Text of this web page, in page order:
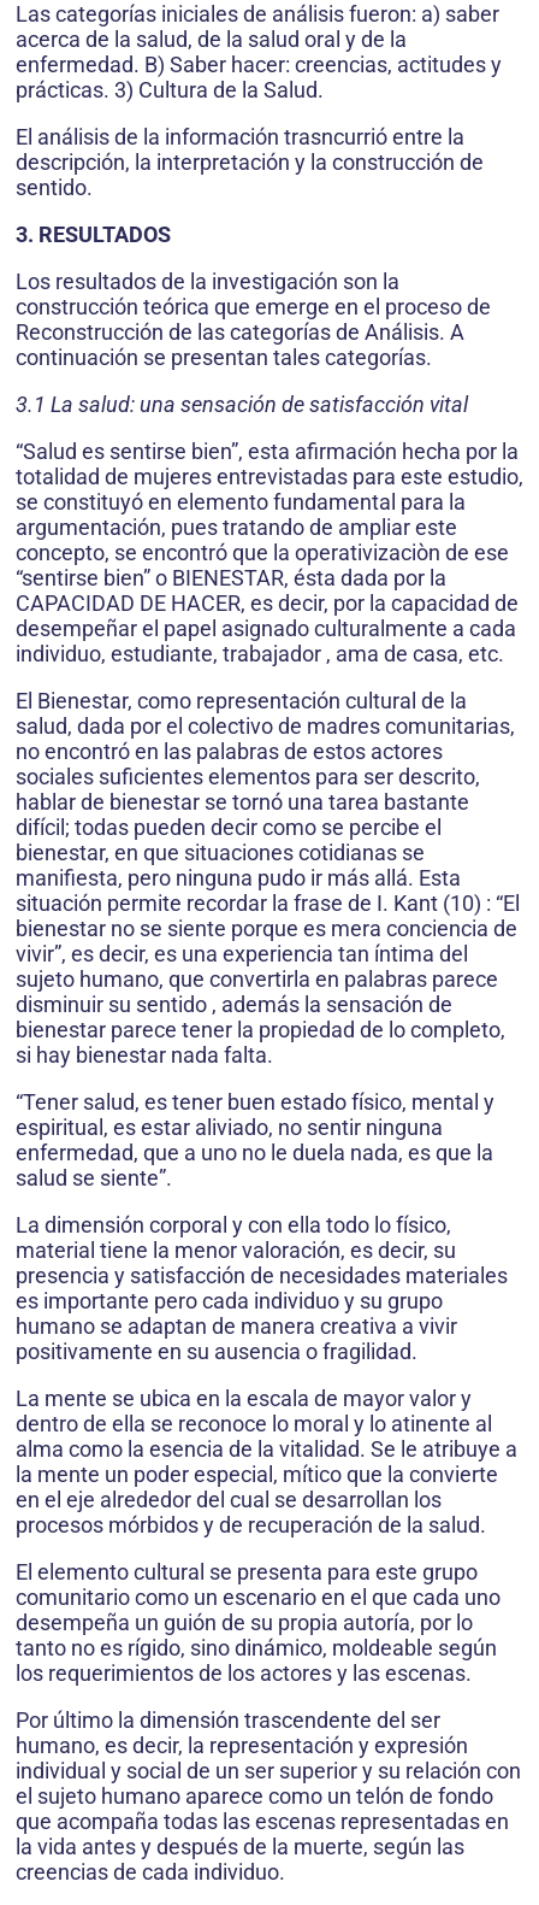
Las categorías iniciales de análisis fueron: a) saber
acerca de la salud, de la salud oral y de la
enfermedad. B) Saber hacer: creencias, actitudes y
prácticas. 3) Cultura de la Salud.
El análisis de la información trasncurrió entre la
descripción, la interpretación y la construcción de
sentido.
3. RESULTADOS
Los resultados de la investigación son la
construcción teórica que emerge en el proceso de
Reconstrucción de las categorías de Análisis. A
continuación se presentan tales categorías.
3.1 La salud: una sensación de satisfacción vital
“Salud es sentirse bien”, esta afirmación hecha por la
totalidad de mujeres entrevistadas para este estudio,
se constituyó en elemento fundamental para la
argumentación, pues tratando de ampliar este
concepto, se encontró que la operativizaciòn de ese
“sentirse bien” o BIENESTAR, ésta dada por la
CAPACIDAD DE HACER, es decir, por la capacidad de
desempeñar el papel asignado culturalmente a cada
individuo, estudiante, trabajador , ama de casa, etc.
El Bienestar, como representación cultural de la
salud, dada por el colectivo de madres comunitarias,
no encontró en las palabras de estos actores
sociales suficientes elementos para ser descrito,
hablar de bienestar se tornó una tarea bastante
difícil; todas pueden decir como se percibe el
bienestar, en que situaciones cotidianas se
manifiesta, pero ninguna pudo ir más allá. Esta
situación permite recordar la frase de I. Kant (10) : “El
bienestar no se siente porque es mera conciencia de
vivir”, es decir, es una experiencia tan íntima del
sujeto humano, que convertirla en palabras parece
disminuir su sentido , además la sensación de
bienestar parece tener la propiedad de lo completo,
si hay bienestar nada falta.
“Tener salud, es tener buen estado físico, mental y
espiritual, es estar aliviado, no sentir ninguna
enfermedad, que a uno no le duela nada, es que la
salud se siente”.
La dimensión corporal y con ella todo lo físico,
material tiene la menor valoración, es decir, su
presencia y satisfacción de necesidades materiales
es importante pero cada individuo y su grupo
humano se adaptan de manera creativa a vivir
positivamente en su ausencia o fragilidad.
La mente se ubica en la escala de mayor valor y
dentro de ella se reconoce lo moral y lo atinente al
alma como la esencia de la vitalidad. Se le atribuye a
la mente un poder especial, mítico que la convierte
en el eje alrededor del cual se desarrollan los
procesos mórbidos y de recuperación de la salud.
El elemento cultural se presenta para este grupo
comunitario como un escenario en el que cada uno
desempeña un guión de su propia autoría, por lo
tanto no es rígido, sino dinámico, moldeable según
los requerimientos de los actores y las escenas.
Por último la dimensión trascendente del ser
humano, es decir, la representación y expresión
individual y social de un ser superior y su relación con
el sujeto humano aparece como un telón de fondo
que acompaña todas las escenas representadas en
la vida antes y después de la muerte, según las
creencias de cada individuo.